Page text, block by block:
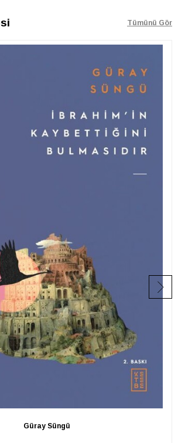
Tümünü Gör
Güray Süngü